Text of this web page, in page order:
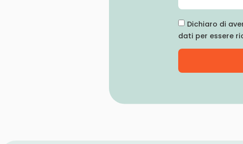
Dichiaro di
dati per essere